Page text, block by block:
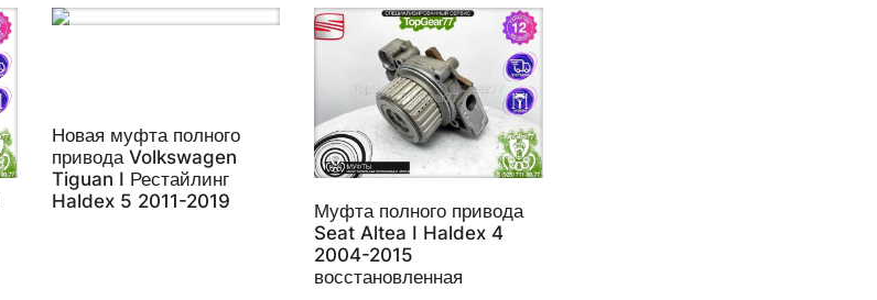
Новая муфта полного
привода Volkswagen
Tiguan I Рестайлинг
Haldex 5 2011-2019
Муфта полного привода
Seat Altea I Haldex 4
2004-2015
восстановленная